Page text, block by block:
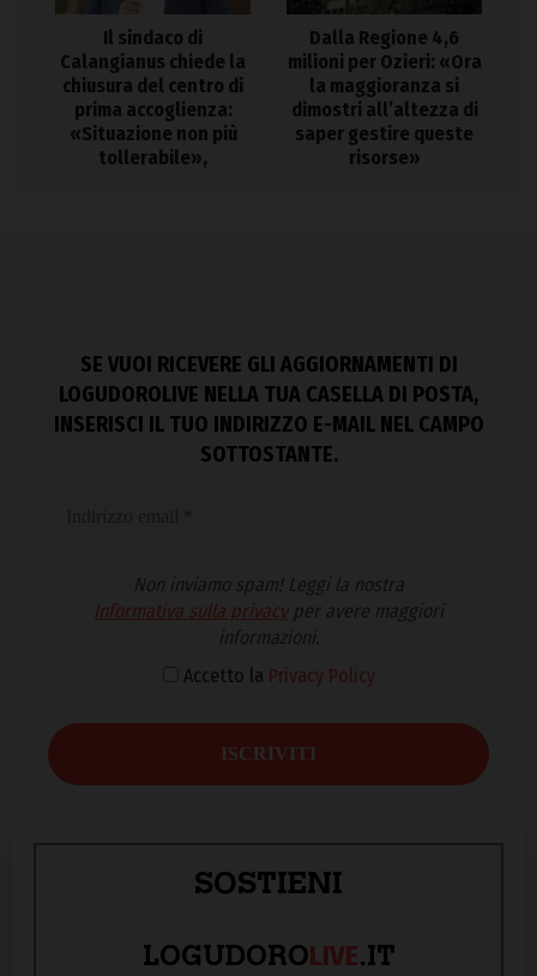
Il sindaco di
Calangianus chiede la
chiusura del centro di
prima accoglienza:
«Situazione non più
tollerabile»,
Dalla Regione 4,6
milioni per Ozieri: «Ora
la maggioranza si
dimostri all’altezza di
saper gestire queste
risorse»
SE VUOI RICEVERE GLI AGGIORNAMENTI DI
LOGUDOROLIVE NELLA TUA CASELLA DI POSTA,
INSERISCI IL TUO INDIRIZZO E-MAIL NEL CAMPO
SOTTOSTANTE.
Non inviamo spam! Leggi la nostra
Informativa sulla privacyper avere maggiori
informazioni.
Accetto la Privacy Policy
SOSTIENI
LOGUDOROLIVE.IT